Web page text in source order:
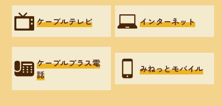
ケーブルテレビ インターネット
ケーブルプラス電
話
みねっとモバイル